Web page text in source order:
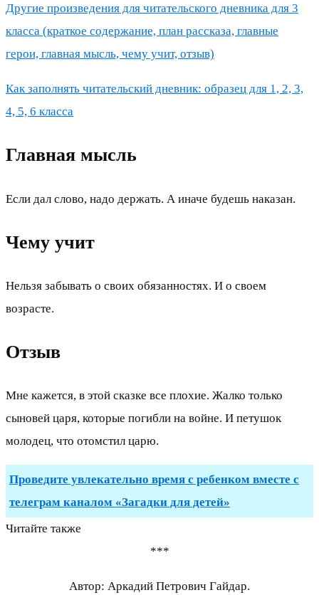
Другие произведения для читательского дневника для 3
класса (краткое содержание, план рассказа, главные
герои, главная мысль, чему учит, отзыв)
Как заполнять читательский дневник: образец для 1, 2, 3,
4, 5, 6 класса
Главная мысль
Если дал слово, надо держать. А иначе будешь наказан.
Чему учит
Нельзя забывать о своих обязанностях. И о своем
возрасте.
Отзыв
Мне кажется, в этой сказке все плохие. Жалко только
сыновей царя, которые погибли на войне. И петушок
молодец, что отомстил царю.
Проведите увлекательно время с ребенком вместе с
телеграм каналом «Загадки для детей»
Читайте также
***
Автор: Аркадий Петрович Гайдар.